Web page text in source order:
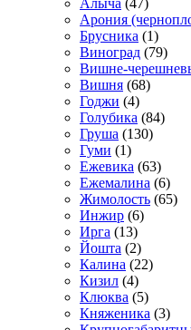
Алыча (47)
Арония
Брусника (1)
Виноград (79)
Вишне-
Вишня (68)
Годжи (4)
Голубика (84)
Груша (130)
Гуми (1)
Ежевика (63)
Ежемалина (6)
Жимолость (65)
Инжир (6)
Ирга (13)
Йошта (2)
Калина (22)
Кизил (4)
Клюква (5)
Княженика (3)